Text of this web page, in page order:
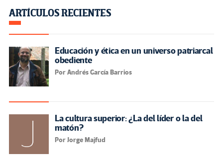
ARTÍCULOS RECIENTES
Educación y ética en un universo patriarcal
obediente
Por Andrés García Barrios
La cultura superior: ¿La del líder o la del
matón?
Por Jorge Majfud